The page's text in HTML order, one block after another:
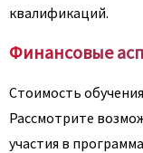
квалификаций.
Финансовые
Стоимость
Рассмотрите
участия в